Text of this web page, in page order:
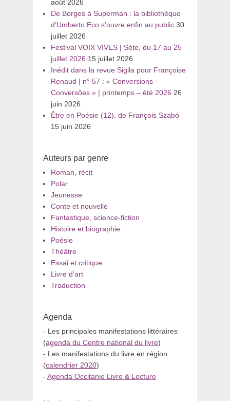
août 2026
De Borges à Superman : la bibliothèque
d’Umberto Eco s’ouvre enfin au public 30
juillet 2026
Festival VOIX VIVES | Sète, du 17 au 25
juillet 2026 15 juillet 2026
Inédit dans la revue Sigila pour Françoise
Renaud | n° 57 : « Conversions –
Conversões » | printemps – été 2026 26
juin 2026
Être en Poésie (12), de François Szabó
15 juin 2026
Auteurs par genre
Roman, récit
Polar
Jeunesse
Conte et nouvelle
Fantastique, science-fiction
Histoire et biographie
Poésie
Théâtre
Essai et critique
Livre d’art
Traduction
Agenda
- Les principales manifestations littéraires
(agenda du Centre national du livre)
- Les manifestations du livre en région
(calendrier 2020)
- Agenda Occitanie Livre & Lecture